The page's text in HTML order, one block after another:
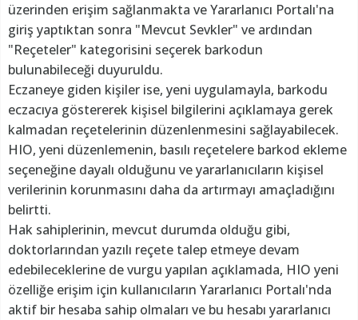
üzerinden erişim sağlanmakta ve Yararlanıcı Portalı'na
giriş yaptıktan sonra "Mevcut Sevkler" ve ardından
"Reçeteler" kategorisini seçerek barkodun
bulunabileceği duyuruldu.
Eczaneye giden kişiler ise, yeni uygulamayla, barkodu
eczacıya göstererek kişisel bilgilerini açıklamaya gerek
kalmadan reçetelerinin düzenlenmesini sağlayabilecek.
HIO, yeni düzenlemenin, basılı reçetelere barkod ekleme
seçeneğine dayalı olduğunu ve yararlanıcıların kişisel
verilerinin korunmasını daha da artırmayı amaçladığını
belirtti.
Hak sahiplerinin, mevcut durumda olduğu gibi,
doktorlarından yazılı reçete talep etmeye devam
edebileceklerine de vurgu yapılan açıklamada, HIO yeni
özelliğe erişim için kullanıcıların Yararlanıcı Portalı'nda
aktif bir hesaba sahip olmaları ve bu hesabı yararlanıcı